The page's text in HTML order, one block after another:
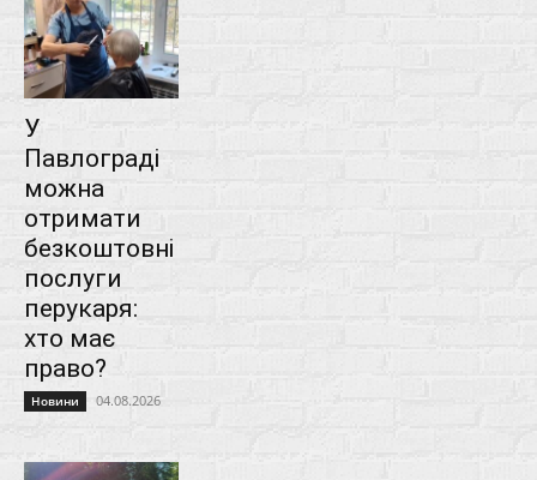
У
Павлограді
можна
отримати
безкоштовні
послуги
перукаря:
хто має
право?
Новини 04.08.2026